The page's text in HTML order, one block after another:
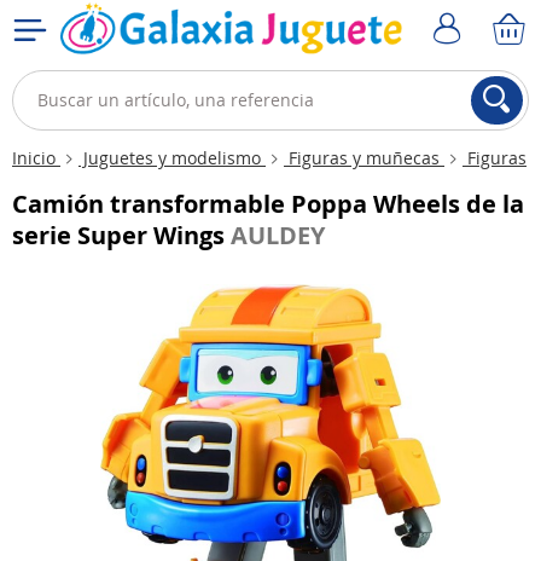
Inicio Juguetes y modelismo Figuras y muñecas Figuras
Camión transformable Poppa Wheels de la
serie Super WingsAULDEY